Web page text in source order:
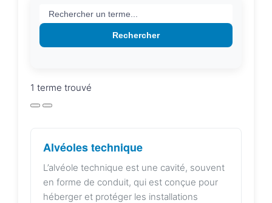
Rechercher
1 terme trouvé
Alvéoles technique
L’alvéole technique est une cavité, souvent
en forme de conduit, qui est conçue pour
héberger et protéger les installations